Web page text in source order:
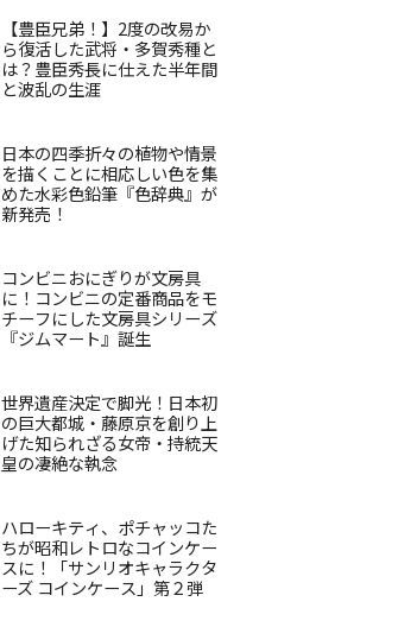
【豊臣兄弟！】2度の改易か
ら復活した武将・多賀秀種と
は？豊臣秀長に仕えた半年間
と波乱の生涯
日本の四季折々の植物や情景
を描くことに相応しい色を集
めた水彩色鉛筆『色辞典』が
新発売！
コンビニおにぎりが文房具
に！コンビニの定番商品をモ
チーフにした文房具シリーズ
『ジムマート』誕生
世界遺産決定で脚光！日本初
の巨大都城・藤原京を創り上
げた知られざる女帝・持統天
皇の凄絶な執念
ハローキティ、ポチャッコた
ちが昭和レトロなコインケー
スに！「サンリオキャラクタ
ーズ コインケース」第２弾